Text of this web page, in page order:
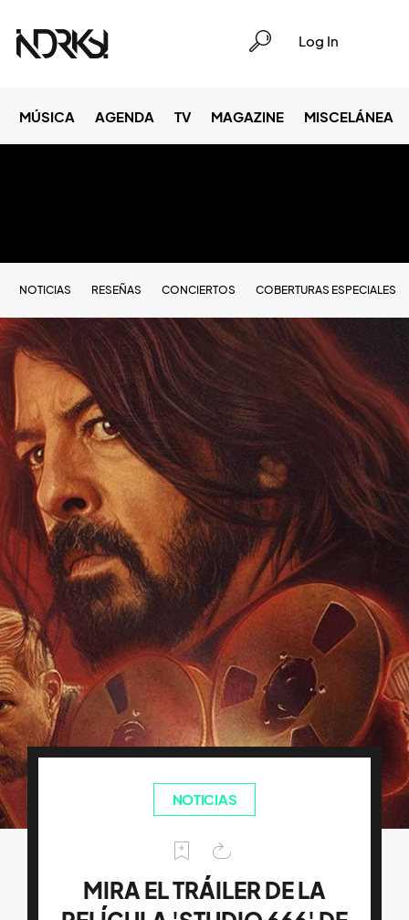
Log In
MÚSICA AGENDA TV MAGAZINE MISCELÁNEA
NOTICIAS RESEÑAS CONCIERTOS COBERTURAS ESPECIALES
NOTICIAS
MIRA EL TRÁILER DE LA